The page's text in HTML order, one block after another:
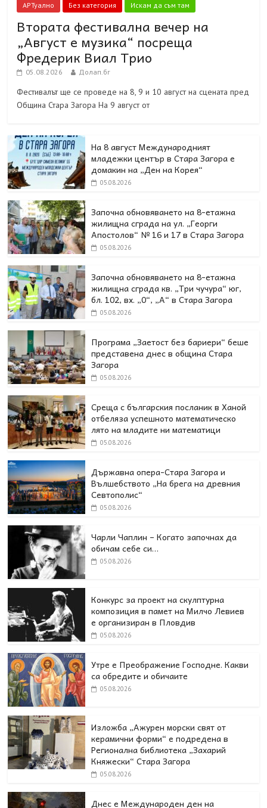
АРТуално Без категория Искам да съм там
Втората фестивална вечер на
„Август е музика“ посреща
Фредерик Виал Трио
05.08.2026 Долап.бг
Фестивалът ще се проведе на 8, 9 и 10 август на сцената пред
Община Стара Загора На 9 август от
На 8 август Международният
младежки център в Стара Загора е
домакин на „Ден на Корея“
05.08.2026
Започна обновяването на 8-етажна
жилищна сграда на ул. „Георги
Апостолов“ № 16 и 17 в Стара Загора
05.08.2026
Започна обновяването на 8-етажна
жилищна сграда кв. „Три чучура“ юг,
бл. 102, вх. „0“, „А“ в Стара Загора
05.08.2026
Програма „Заетост без бариери“ беше
представена днес в oбщина Стара
Загора
05.08.2026
Среща с българския посланик в Ханой
отбеляза успешното математическо
лято на младите ни математици
05.08.2026
Държавна опера-Стара Загора и
Вълшебството „На брега на древния
Севтополис“
05.08.2026
Чарли Чаплин – Когато започнах да
обичам себе си…
05.08.2026
Конкурс за проект на скулптурна
композиция в памет на Милчо Левиев
е организиран в Пловдив
05.08.2026
Утре е Преображение Господне. Какви
са обредите и обичаите
05.08.2026
Изложба „Ажурен морски свят от
керамични форми“ е подредена в
Регионална библиотека „Захарий
Княжески“ Стара Загора
05.08.2026
Днес e Международен ден на